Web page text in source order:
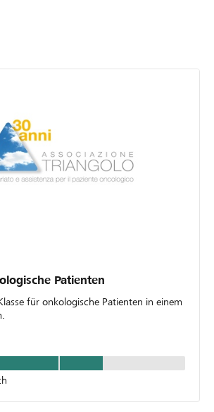
Patienten
für onkologische Patienten in einem